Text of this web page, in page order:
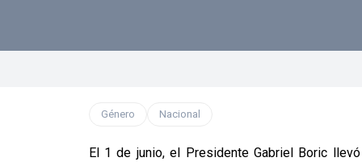
Género Nacional
El 1 de junio, el Presidente Gabriel Boric